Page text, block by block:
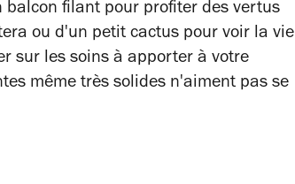
balcon filant pour profiter des vertus
ou d'un petit cactus pour voir la vie
sur les soins à apporter à votre
même très solides n'aiment pas se